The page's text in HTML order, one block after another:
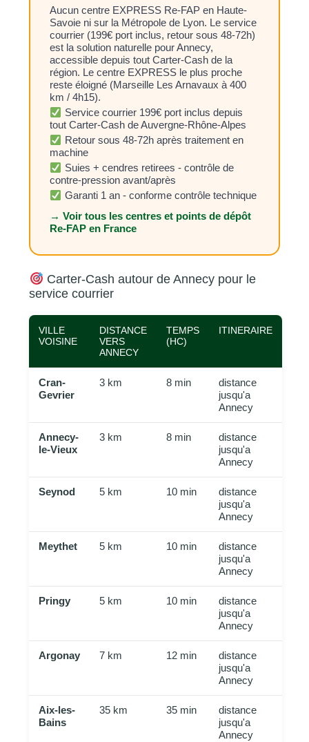
Aucun centre EXPRESS Re-FAP en Haute-
Savoie ni sur la Métropole de Lyon. Le service
courrier (199€ port inclus, retour sous 48-72h)
est la solution naturelle pour Annecy,
accessible depuis tout Carter-Cash de la
région. Le centre EXPRESS le plus proche
reste éloigné (Marseille Les Arnavaux à 400
km / 4h15).
Service courrier 199€ port inclus depuis
tout Carter-Cash de Auvergne-Rhône-Alpes
Retour sous 48-72h après traitement en
machine
Suies + cendres retirees - contrôle de
contre-pression avant/après
Garanti 1 an - conforme contrôle technique
→ Voir tous les centres et points de dépôt
Re-FAP en France
Carter-Cash autour de Annecy pour le
service courrier
VILLE
VOISINE
DISTANCE
VERS
ANNECY
TEMPS
(HC)
ITINERAIRE
Cran-
Gevrier
3 km 8 min
distance
jusqu'a
Annecy
Annecy-
le-Vieux
3 km 8 min
distance
jusqu'a
Annecy
Seynod 5 km 10 min
distance
jusqu'a
Annecy
Meythet 5 km 10 min
distance
jusqu'a
Annecy
Pringy 5 km 10 min
distance
jusqu'a
Annecy
Argonay 7 km 12 min
distance
jusqu'a
Annecy
Aix-les-
Bains
35 km 35 min
distance
jusqu'a
Annecy